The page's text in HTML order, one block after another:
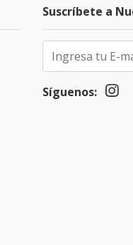
Suscríbete a
Síguenos: